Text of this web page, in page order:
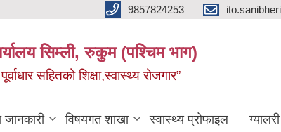
9857824253
सिम्ली, रुकुम (पश्चिम भाग)
सहितको शिक्षा,स्वास्थ्य रोजगार”
विषयगत शाखा स्वास्थ्य प्रोफाइल ग्यालरी